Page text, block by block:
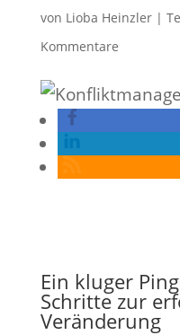
von Lioba Heinzler|
Kommentare
Ein kluger
Schritte zur
Veränderung